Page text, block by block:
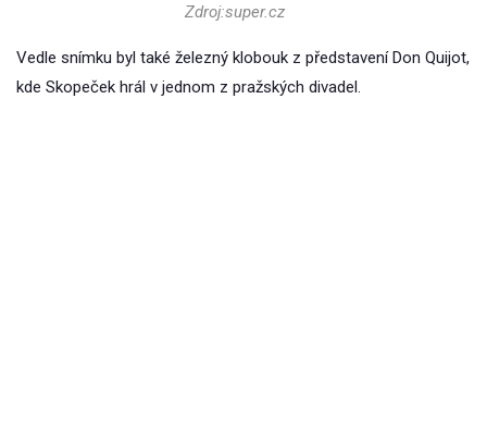
Zdroj:super.cz
Vedle snímku byl také železný klobouk z představení Don Quijot,
kde Skopeček hrál v jednom z pražských divadel.